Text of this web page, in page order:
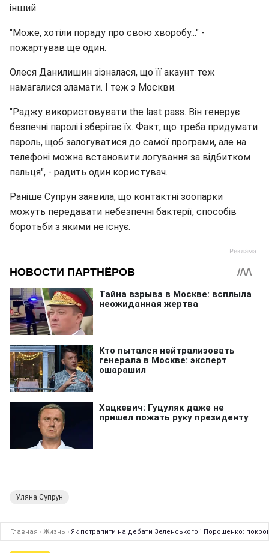
інший.
"Може, хотіли пораду про свою хворобу..." -
пожартував ще один.
Олеся Данилишин зізналася, що її акаунт теж
намагалися зламати. І теж з Москви.
"Раджу використовувати the last pass. Він генерує
безпечні паролі і зберігає їх. Факт, що треба придумати
пароль, щоб залогуватися до самої програми, але на
телефоні можна встановити логування за відбитком
пальця", - радить один користувач.
Раніше Супрун заявила, що контактні зоопарки
можуть передавати небезпечні бактерії, способів
боротьби з якими не існує.
Уляна Супрун
Главная › Жизнь › Як потрапити на дебати Зеленського і Порошенко: